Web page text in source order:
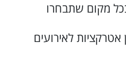
מקום שתבחרו
לאירועים